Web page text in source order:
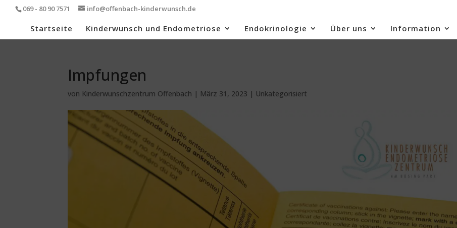
069 - 80 90 7571 info@offenbach-kinderwunsch.de
Startseite Kinderwunsch und Endometriose Endokrinologie Über uns Information
Impfungen
von Kinderwunschzentrum Offenbach | März 31, 2023 | Unkategorisiert